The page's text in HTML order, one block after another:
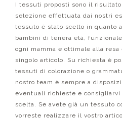
I tessuti proposti sono il risultato
selezione effettuata dai nostri
tessuto è stato scelto in quanto
bambini di tenera età,
ogni mamma e ottimale alla
singolo articolo. Su richiesta è
tessuti di colorazione o
nostro team è sempre a
eventuali richieste e consigliarvi
scelta. Se avete già un tessuto
vorreste realizzare il vostro